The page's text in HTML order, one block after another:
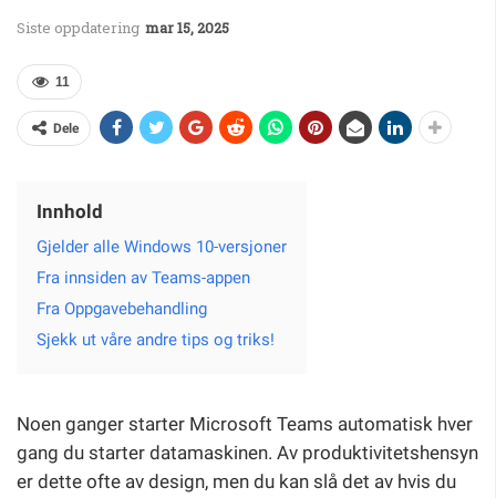
Siste oppdatering mar 15, 2025
11
Dele
Innhold
Gjelder alle Windows 10-versjoner
Fra innsiden av Teams-appen
Fra Oppgavebehandling
Sjekk ut våre andre tips og triks!
Noen ganger starter Microsoft Teams automatisk hver
gang du starter datamaskinen. Av produktivitetshensyn
er dette ofte av design, men du kan slå det av hvis du